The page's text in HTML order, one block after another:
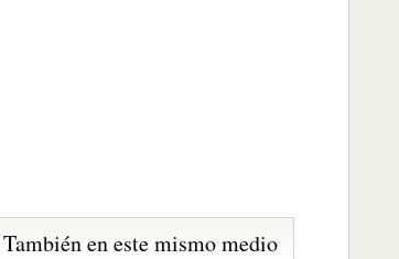
También en este mismo medio